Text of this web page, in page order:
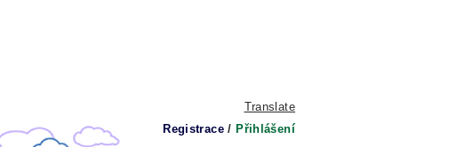
Translate
Registrace / Přihlášení